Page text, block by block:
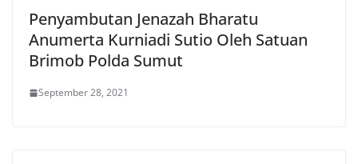
Penyambutan Jenazah Bharatu
Anumerta Kurniadi Sutio Oleh Satuan
Brimob Polda Sumut
September 28, 2021